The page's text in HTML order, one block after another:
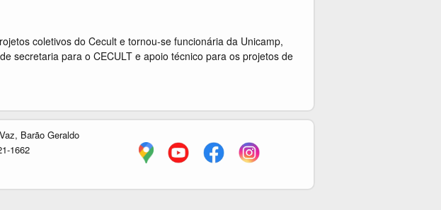
coletivos do Cecult e tornou-se funcionária da Unicamp,
secretaria para o CECULT e apoio técnico para os projetos de
Barão Geraldo
1662